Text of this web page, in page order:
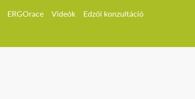
ERGOrace Videók Edzői konzultáció